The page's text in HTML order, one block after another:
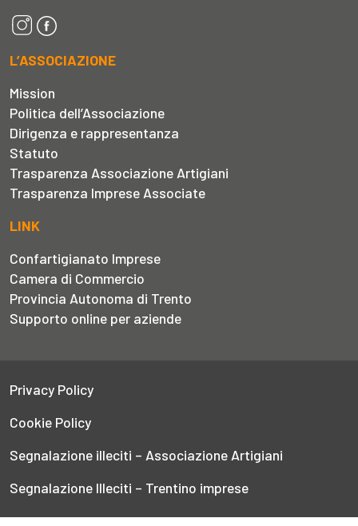
L’ASSOCIAZIONE
Mission
Politica dell’Associazione
Dirigenza e rappresentanza
Statuto
Trasparenza Associazione Artigiani
Trasparenza Imprese Associate
LINK
Confartigianato Imprese
Camera di Commercio
Provincia Autonoma di Trento
Supporto online per aziende
Privacy Policy
Cookie Policy
Segnalazione illeciti – Associazione Artigiani
Segnalazione Illeciti – Trentino imprese